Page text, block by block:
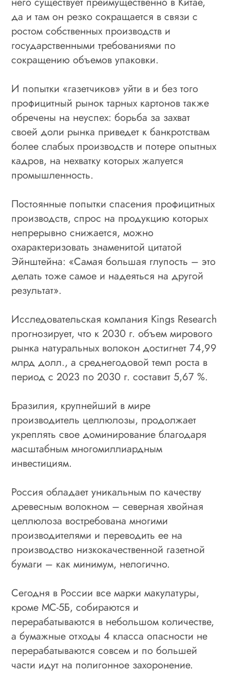
да и там он резко сокращается в связи с
ростом собственных производств и
государственными требованиями по
сокращению объемов упаковки.
И попытки «газетчиков» уйти в и без того
профицитный рынок тарных картонов также
обречены на неуспех: борьба за захват
своей доли рынка приведет к банкротствам
более слабых производств и потере опытных
кадров, на нехватку которых жалуется
промышленность.
Постоянные попытки спасения профицитных
производств, спрос на продукцию которых
непрерывно снижается, можно
охарактеризовать знаменитой цитатой
Эйнштейна: «Самая большая глупость – это
делать тоже самое и надеяться на другой
результат».
Исследовательская компания Kings Research
прогнозирует, что к 2030 г. объем мирового
рынка натуральных волокон достигнет 74,99
млрд долл., а среднегодовой темп роста в
период с 2023 по 2030 г. составит 5,67 %.
Бразилия, крупнейший в мире
производитель целлюлозы, продолжает
укреплять свое доминирование благодаря
масштабным многомиллиардным
инвестициям.
Россия обладает уникальным по качеству
древесным волокном – северная хвойная
целлюлоза востребована многими
производителями и переводить ее на
производство низкокачественной газетной
бумаги – как минимум, нелогично.
Сегодня в России все марки макулатуры,
кроме МС-5Б, собираются и
перерабатываются в небольшом количестве,
а бумажные отходы 4 класса опасности не
перерабатываются совсем и по большей
части идут на полигонное захоронение.